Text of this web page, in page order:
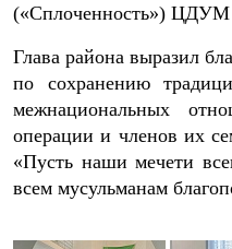
(«Сплоченность») ЦДУМ
Глава района выразил
по сохранению
межнациональных
операции и членов их
«Пусть наши мечети
всем мусульманам